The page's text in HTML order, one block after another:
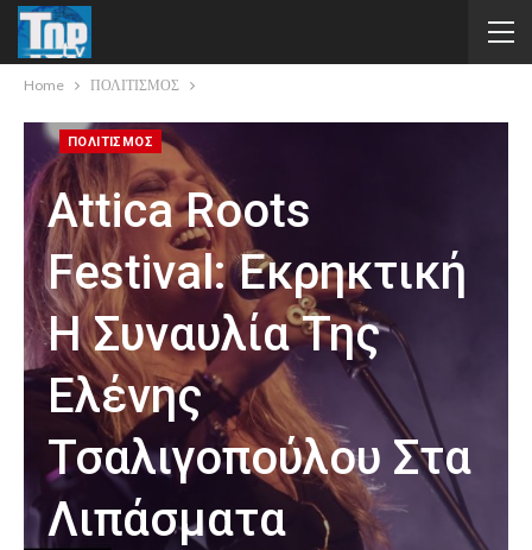
Home ΠΟΛΙΤΙΣΜΟΣ
ΠΟΛΙΤΙΣΜΟΣ
Attica Roots
Festival: Εκρηκτική
Η Συναυλία Της
Ελένης
Τσαλιγοπούλου Στα
Λιπάσματα